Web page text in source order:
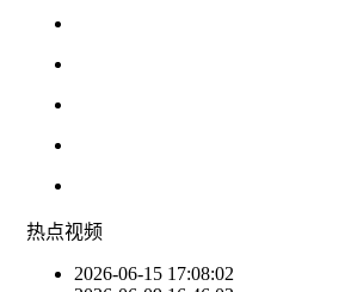
热点视频
2026-06-15 17:08:02